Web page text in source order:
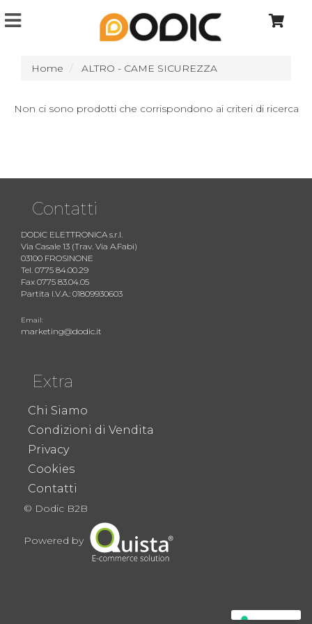
Home ALTRO - CAME SICUREZZA
Non ci sono prodotti che corrispondono ai criteri di ricerca
Contatti
DODIC ELETTRONICA s.r.l.
Via Casale 13 (Trav. Via A.Fabi)
03100 FROSINONE
Tel. 0775 84.00.29
Fax 0775 83.04.05
Partita I.V.A.: 01809930603
Email:
marketing@dodic.it
Extra
Chi Siamo
Condizioni di Vendita
Privacy
Cookies
Contatti
© Dodic B2B
Powered by